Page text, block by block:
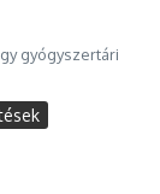
gyógyszertári